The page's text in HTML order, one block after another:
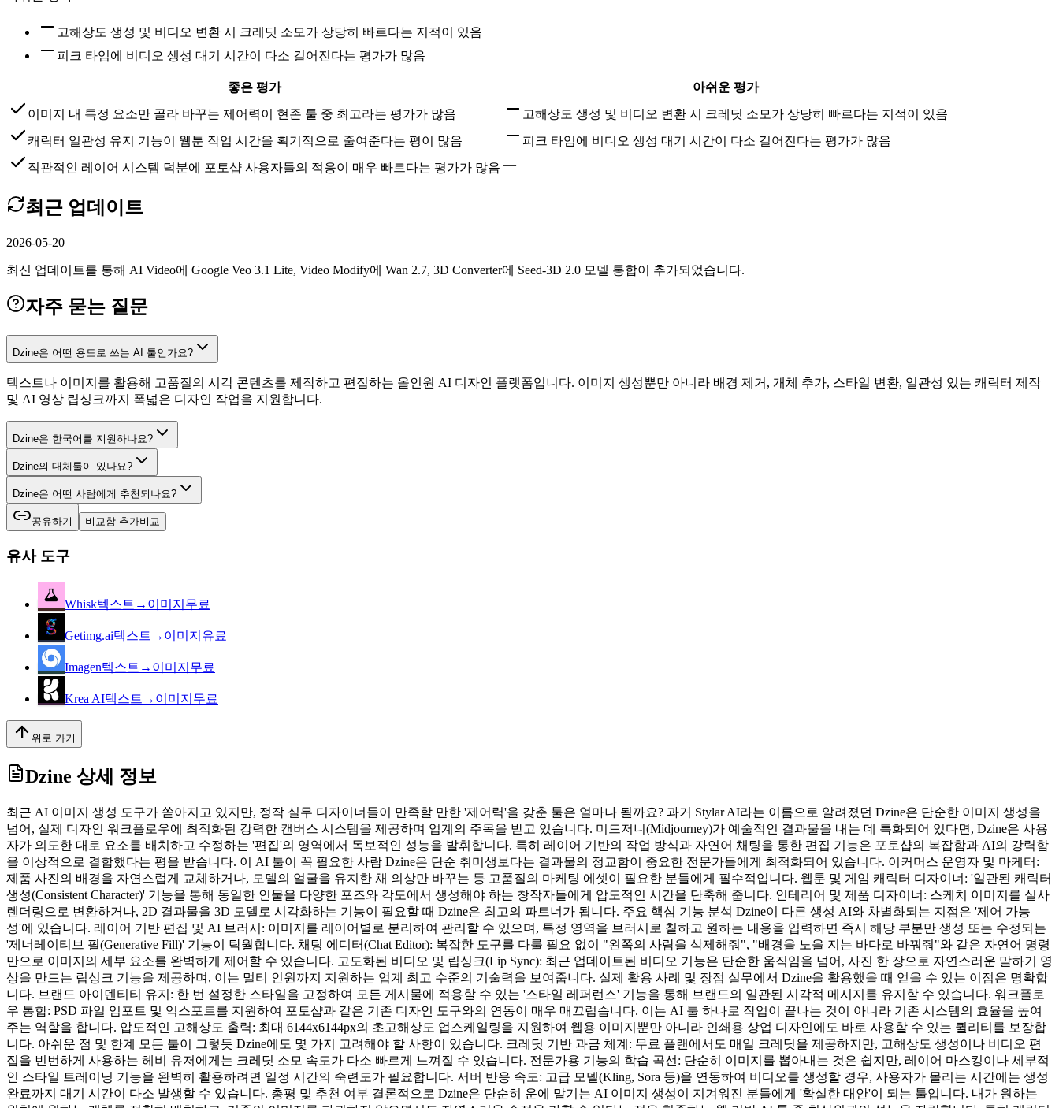
고해상도 생성 및 비디오 변환 시 크레딧 소모가 상당히 빠르다는 지적이 있음
피크 타임에 비디오 생성 대기 시간이 다소 길어진다는 평가가 많음
좋은 평가
아쉬운 평가
이미지 내 특정 요소만 골라 바꾸는 제어력이 현존 툴 중 최고라는 평가가 많음
고해상도 생성 및 비디오 변환 시 크레딧 소모가 상당히 빠르다는 지적이 있음
캐릭터 일관성 유지 기능이 웹툰 작업 시간을 획기적으로 줄여준다는 평이 많음
피크 타임에 비디오 생성 대기 시간이 다소 길어진다는 평가가 많음
직관적인 레이어 시스템 덕분에 포토샵 사용자들의 적응이 매우 빠르다는 평가가 많음 —
최근 업데이트
2026-05-20
최신 업데이트를 통해 AI Video에 Google Veo 3.1 Lite, Video Modify에 Wan 2.7, 3D Converter에 Seed-3D 2.0 모델 통합이 추가되었습니다.
자주 묻는 질문
Dzine은 어떤 용도로 쓰는 AI 툴인가요?
텍스트나 이미지를 활용해 고품질의 시각 콘텐츠를 제작하고 편집하는 올인원 AI 디자인 플랫폼입니다. 이미지 생성뿐만 아니라 배경 제거, 개체 추가, 스타일 변환, 일관성 있는 캐릭터 제작
및 AI 영상 립싱크까지 폭넓은 디자인 작업을 지원합니다.
Dzine은 한국어를 지원하나요?
Dzine의 대체툴이 있나요?
Dzine은 어떤 사람에게 추천되나요?
공유하기 비교함 추가비교
유사 도구
Whisk텍스트→이미지 무료
Getimg.ai텍스트→이미지 유료
Imagen텍스트→이미지 무료
Krea AI텍스트→이미지 무료
위로 가기
Dzine 상세 정보
최근 AI 이미지 생성 도구가 쏟아지고 있지만, 정작 실무 디자이너들이 만족할 만한 '제어력'을 갖춘 툴은 얼마나 될까요? 과거 Stylar AI라는 이름으로 알려졌던 Dzine은 단순한 이미지 생성을
넘어, 실제 디자인 워크플로우에 최적화된 강력한 캔버스 시스템을 제공하며 업계의 주목을 받고 있습니다. 미드저니(Midjourney)가 예술적인 결과물을 내는 데 특화되어 있다면, Dzine은 사용
자가 의도한 대로 요소를 배치하고 수정하는 '편집'의 영역에서 독보적인 성능을 발휘합니다. 특히 레이어 기반의 작업 방식과 자연어 채팅을 통한 편집 기능은 포토샵의 복잡함과 AI의 강력함
을 이상적으로 결합했다는 평을 받습니다. 이 AI 툴이 꼭 필요한 사람 Dzine은 단순 취미생보다는 결과물의 정교함이 중요한 전문가들에게 최적화되어 있습니다. 이커머스 운영자 및 마케터:
제품 사진의 배경을 자연스럽게 교체하거나, 모델의 얼굴을 유지한 채 의상만 바꾸는 등 고품질의 마케팅 에셋이 필요한 분들에게 필수적입니다. 웹툰 및 게임 캐릭터 디자이너: '일관된 캐릭터
생성(Consistent Character)' 기능을 통해 동일한 인물을 다양한 포즈와 각도에서 생성해야 하는 창작자들에게 압도적인 시간을 단축해 줍니다. 인테리어 및 제품 디자이너: 스케치 이미지를 실사
렌더링으로 변환하거나, 2D 결과물을 3D 모델로 시각화하는 기능이 필요할 때 Dzine은 최고의 파트너가 됩니다. 주요 핵심 기능 분석 Dzine이 다른 생성 AI와 차별화되는 지점은 '제어 가능
성'에 있습니다. 레이어 기반 편집 및 AI 브러시: 이미지를 레이어별로 분리하여 관리할 수 있으며, 특정 영역을 브러시로 칠하고 원하는 내용을 입력하면 즉시 해당 부분만 생성 또는 수정되는
'제너레이티브 필(Generative Fill)' 기능이 탁월합니다. 채팅 에디터(Chat Editor): 복잡한 도구를 다룰 필요 없이 "왼쪽의 사람을 삭제해줘", "배경을 노을 지는 바다로 바꿔줘"와 같은 자연어 명령
만으로 이미지의 세부 요소를 완벽하게 제어할 수 있습니다. 고도화된 비디오 및 립싱크(Lip Sync): 최근 업데이트된 비디오 기능은 단순한 움직임을 넘어, 사진 한 장으로 자연스러운 말하기 영
상을 만드는 립싱크 기능을 제공하며, 이는 멀티 인원까지 지원하는 업계 최고 수준의 기술력을 보여줍니다. 실제 활용 사례 및 장점 실무에서 Dzine을 활용했을 때 얻을 수 있는 이점은 명확합
니다. 브랜드 아이덴티티 유지: 한 번 설정한 스타일을 고정하여 모든 게시물에 적용할 수 있는 '스타일 레퍼런스' 기능을 통해 브랜드의 일관된 시각적 메시지를 유지할 수 있습니다. 워크플로
우 통합: PSD 파일 임포트 및 익스포트를 지원하여 포토샵과 같은 기존 디자인 도구와의 연동이 매우 매끄럽습니다. 이는 AI 툴 하나로 작업이 끝나는 것이 아니라 기존 시스템의 효율을 높여
주는 역할을 합니다. 압도적인 고해상도 출력: 최대 6144x6144px의 초고해상도 업스케일링을 지원하여 웹용 이미지뿐만 아니라 인쇄용 상업 디자인에도 바로 사용할 수 있는 퀄리티를 보장합
니다. 아쉬운 점 및 한계 모든 툴이 그렇듯 Dzine에도 몇 가지 고려해야 할 사항이 있습니다. 크레딧 기반 과금 체계: 무료 플랜에서도 매일 크레딧을 제공하지만, 고해상도 생성이나 비디오 편
집을 빈번하게 사용하는 헤비 유저에게는 크레딧 소모 속도가 다소 빠르게 느껴질 수 있습니다. 전문가용 기능의 학습 곡선: 단순히 이미지를 뽑아내는 것은 쉽지만, 레이어 마스킹이나 세부적
인 스타일 트레이닝 기능을 완벽히 활용하려면 일정 시간의 숙련도가 필요합니다. 서버 반응 속도: 고급 모델(Kling, Sora 등)을 연동하여 비디오를 생성할 경우, 사용자가 몰리는 시간에는 생성
완료까지 대기 시간이 다소 발생할 수 있습니다. 총평 및 추천 여부 결론적으로 Dzine은 단순히 운에 맡기는 AI 이미지 생성이 지겨워진 분들에게 '확실한 대안'이 되는 툴입니다. 내가 원하는